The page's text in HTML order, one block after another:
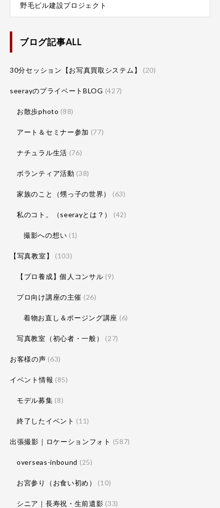
野毛ビル建設プロジェクト
ブログ記事ALL
30分セッション【お写真買取システム】 (20)
seerayのプライベートBLOG (427)
お散歩photo (88)
アート＆セミナー参加 (77)
ナチュラル生活 (76)
ボランティア活動 (38)
家族のこと（甥っ子の世界） (63)
私のコト。（seerayとは？） (42)
撮影への想い (1)
【写真教室】 (103)
【プロ養成】個人コンサル (9)
プロ向け講座の主催 (26)
着物お直し＆ポージング講座 (6)
写真教室（初心者・一般） (27)
お客様の声 (63)
イベント情報 (85)
モデル募集 (8)
終了したイベント (11)
出張撮影｜ロケーションフォト (587)
overseas-inbound (25)
お宮参り（お食い初め） (10)
シニア｜長寿祝・生前遺影 (33)